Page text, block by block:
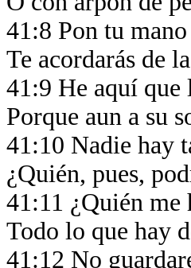
41:8 Pon tu
Te acordarás de
41:9 He aquí que
Porque aun a su
41:10 Nadie hay
¿Quién, pues,
41:11 ¿Quién me
Todo lo que hay
41:12 No